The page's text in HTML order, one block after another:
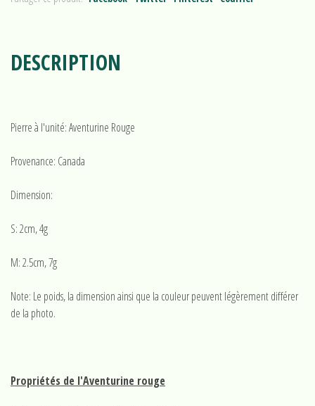
DESCRIPTION
Pierre à l'unité: Aventurine Rouge
Provenance: Canada
Dimension:
S: 2cm, 4g
M: 2.5cm, 7g
Note: Le poids, la dimension ainsi que la couleur peuvent légèrement différer
de la photo.
Propriétés de l'Aventurine rouge